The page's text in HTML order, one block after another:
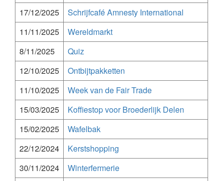
17/12/2025
Schrijfcafé Amnesty International
11/11/2025
Wereldmarkt
8/11/2025
Quiz
12/10/2025
Ontbijtpakketten
11/10/2025
Week van de Fair Trade
15/03/2025
Koffiestop voor Broederlijk Delen
15/02/2025
Wafelbak
22/12/2024
Kerstshopping
30/11/2024
Winterfermerie